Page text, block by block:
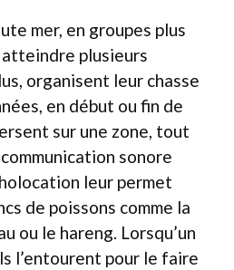
mer, en groupes plus
plusieurs
organisent leur chasse
en début ou fin de
sur une zone, tout
sonore
leur permet
de poissons comme la
ou le hareng. Lorsqu’un
l’entourent pour le faire